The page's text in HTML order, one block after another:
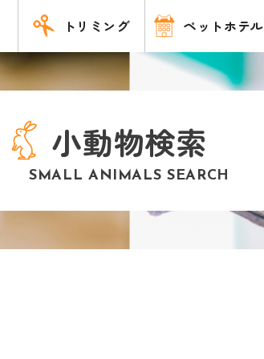
トリミング ペットホテル
小動物検索
SMALL ANIMALS SEARCH